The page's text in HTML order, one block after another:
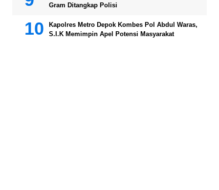
Gram Ditangkap Polisi
Kapolres Metro Depok Kombes Pol Abdul Waras,
S.I.K Memimpin Apel Potensi Masyarakat